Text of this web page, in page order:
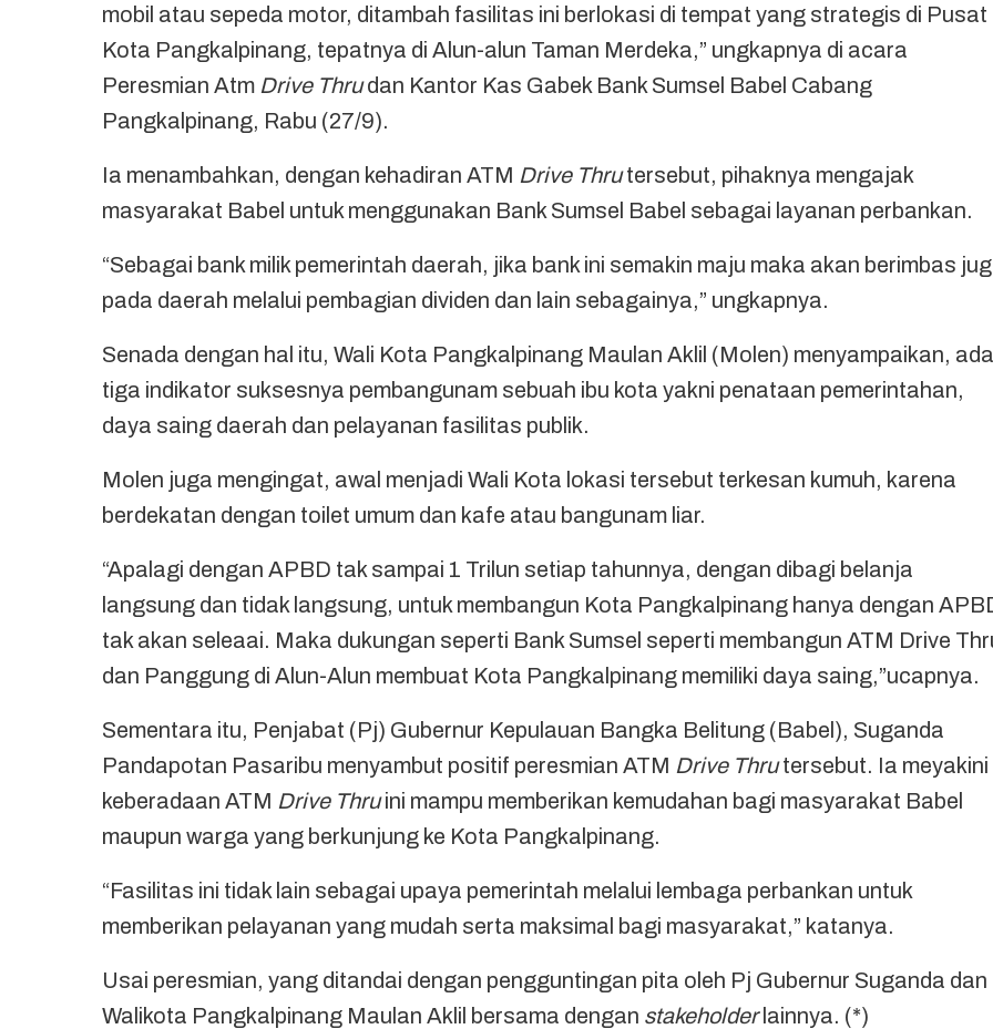
mobil atau sepeda motor, ditambah fasilitas ini berlokasi di tempat yang strategis di Pusat
Kota Pangkalpinang, tepatnya di Alun-alun Taman Merdeka,” ungkapnya di acara
Peresmian Atm Drive Thrudan Kantor Kas Gabek Bank Sumsel Babel Cabang
Pangkalpinang, Rabu (27/9).
Ia menambahkan, dengan kehadiran ATM Drive Thrutersebut, pihaknya mengajak
masyarakat Babel untuk menggunakan Bank Sumsel Babel sebagai layanan perbankan.
“Sebagai bank milik pemerintah daerah, jika bank ini semakin maju maka akan berimbas
pada daerah melalui pembagian dividen dan lain sebagainya,” ungkapnya.
Senada dengan hal itu, Wali Kota Pangkalpinang Maulan Aklil (Molen) menyampaikan, ada
tiga indikator suksesnya pembangunam sebuah ibu kota yakni penataan pemerintahan,
daya saing daerah dan pelayanan fasilitas publik.
Molen juga mengingat, awal menjadi Wali Kota lokasi tersebut terkesan kumuh, karena
berdekatan dengan toilet umum dan kafe atau bangunam liar.
“Apalagi dengan APBD tak sampai 1 Trilun setiap tahunnya, dengan dibagi belanja
langsung dan tidak langsung, untuk membangun Kota Pangkalpinang hanya dengan
tak akan seleaai. Maka dukungan seperti Bank Sumsel seperti membangun ATM Drive
dan Panggung di Alun-Alun membuat Kota Pangkalpinang memiliki daya saing,”ucapnya.
Sementara itu, Penjabat (Pj) Gubernur Kepulauan Bangka Belitung (Babel), Suganda
Pandapotan Pasaribu menyambut positif peresmian ATM Drive Thrutersebut. Ia meyakini
keberadaan ATM Drive Thruini mampu memberikan kemudahan bagi masyarakat Babel
maupun warga yang berkunjung ke Kota Pangkalpinang.
“Fasilitas ini tidak lain sebagai upaya pemerintah melalui lembaga perbankan untuk
memberikan pelayanan yang mudah serta maksimal bagi masyarakat,” katanya.
Usai peresmian, yang ditandai dengan pengguntingan pita oleh Pj Gubernur Suganda dan
Walikota Pangkalpinang Maulan Aklil bersama dengan stakeholderlainnya. (*)